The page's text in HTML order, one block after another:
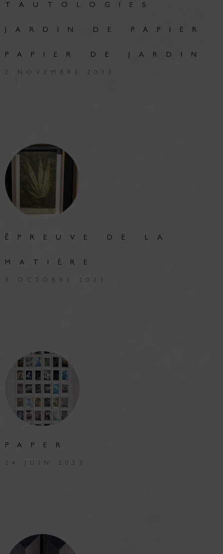
TAUTOLOGIES
JARDIN DE PAPIER
PAPIER DE JARDIN
2 NOVEMBRE 2023
ĒPREUVE DE LA
MATIÉRE
8 OCTOBRE 2023
PAPER
24 JUIN 2023